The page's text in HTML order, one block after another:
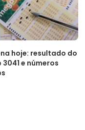
hoje: resultado do
e números